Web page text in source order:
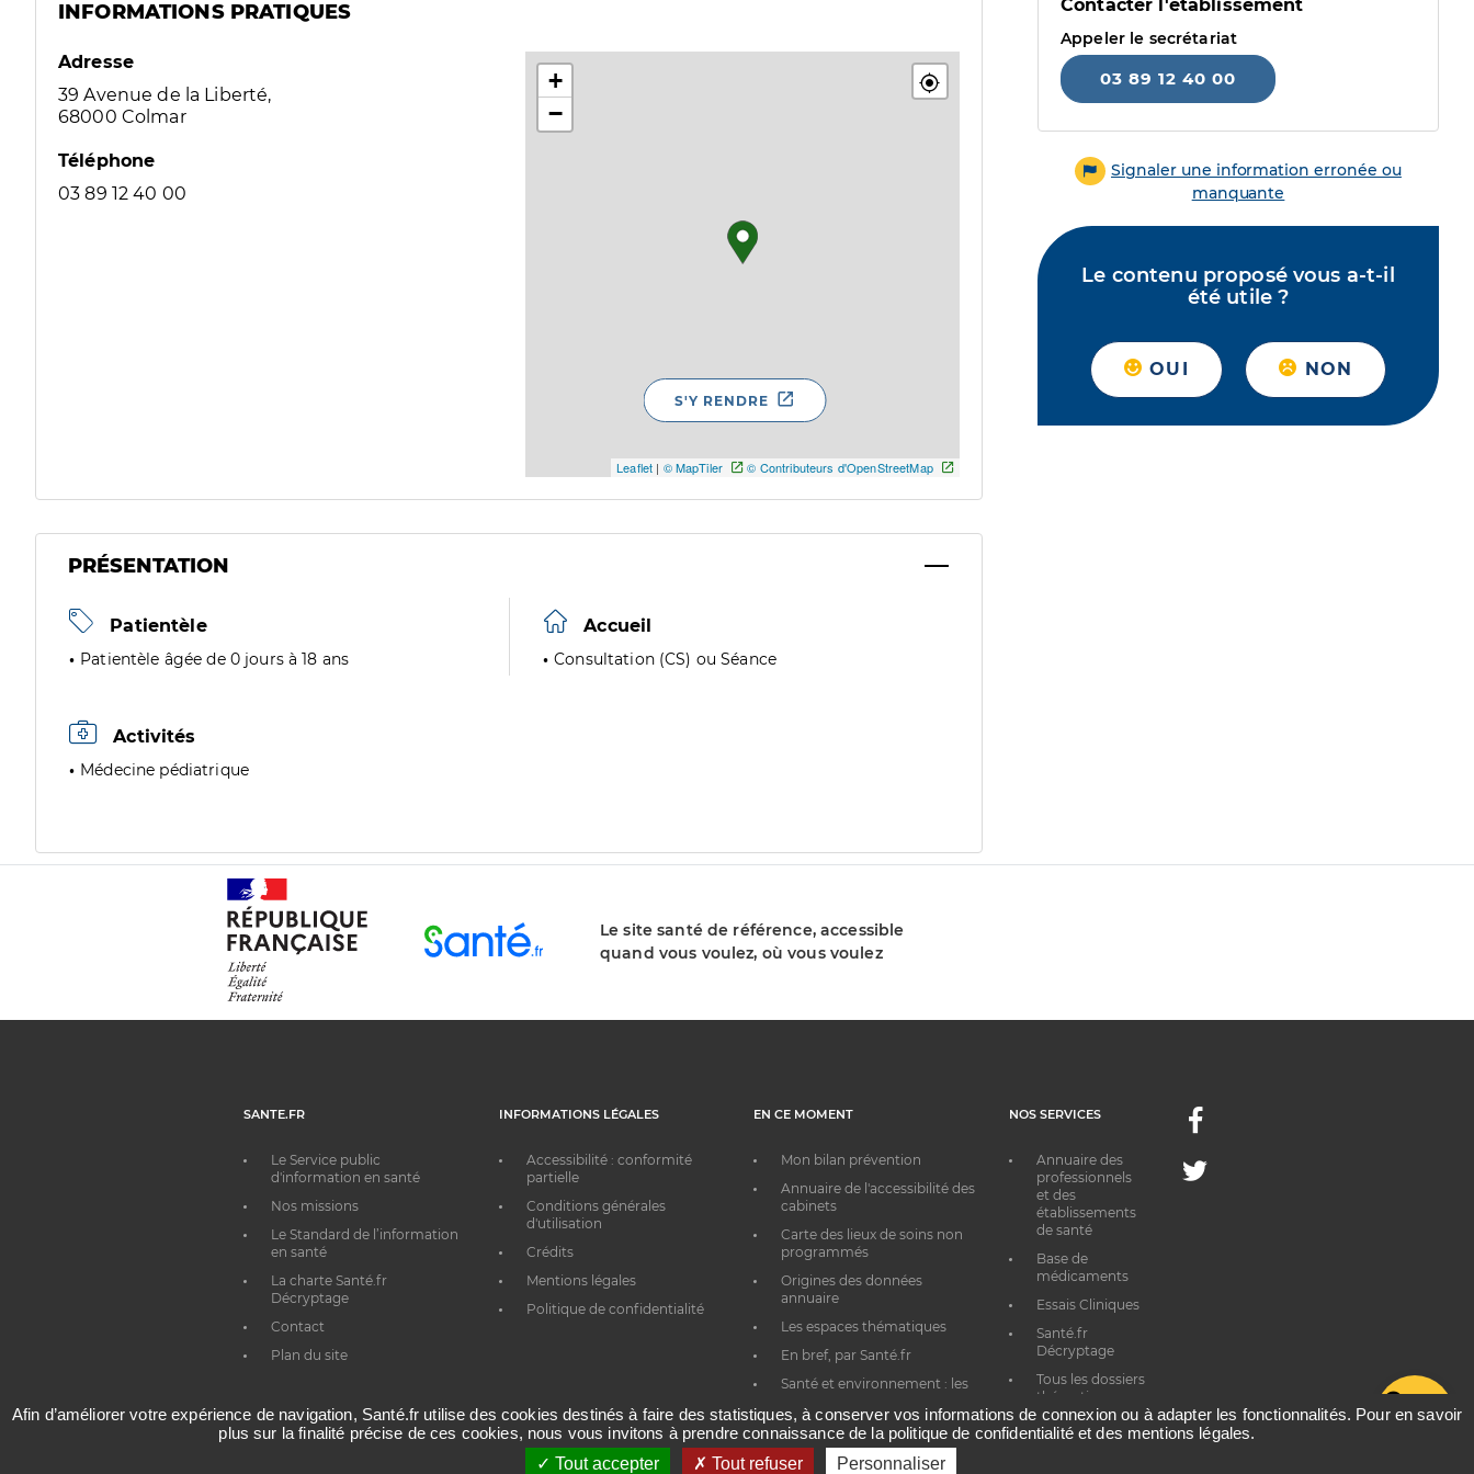
INFORMATIONS PRATIQUES
Adresse
39 Avenue de la Liberté,
68000 Colmar
Téléphone
03 89 12 40 00
+
−
Leaflet | © MapTiler © Contributeurs d'OpenStreetMap
S'Y RENDRE
PRÉSENTATION
Patientèle
Patientèle âgée de 0 jours à 18 ans
Accueil
Consultation (CS) ou Séance
Activités
Médecine pédiatrique
Contacter l'établissement
Appeler le secrétariat
03 89 12 40 00
Signaler une information erronée ou
manquante
Le contenu proposé vous a-t-il
été utile ?
OUI NON
Le site santé de référence, accessible
quand vous voulez, où vous voulez
SANTE.FR
Le Service public
d'information en santé
Nos missions
Le Standard de l’information
en santé
La charte Santé.fr
Décryptage
Contact
Plan du site
INFORMATIONS LÉGALES
Accessibilité : conformité
partielle
Conditions générales
d'utilisation
Crédits
Mentions légales
Politique de confidentialité
EN CE MOMENT
Mon bilan prévention
Annuaire de l'accessibilité des
cabinets
Carte des lieux de soins non
programmés
Origines des données
annuaire
Les espaces thématiques
En bref, par Santé.fr
Santé et environnement : les
NOS SERVICES
Annuaire des
professionnels
et des
établissements
de santé
Base de
médicaments
Essais Cliniques
Santé.fr
Décryptage
Tous les dossiers
thématiques
Facebook
Twitter
Afin d’améliorer votre expérience de navigation, Santé.fr utilise des cookies destinés à faire des statistiques, à conserver vos informations de connexion ou à adapter les fonctionnalités. Pour en savoir
plus sur la finalité précise de ces cookies, nous vous invitons à prendre connaissance de la politique de confidentialité et des mentions légales.
Tout accepter
Tout refuser Personnaliser